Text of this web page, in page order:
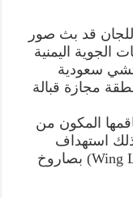
قد بث صور
الجوية اليمنية
سعودية
مجازة قبالة
المكون من
استهداف
الطائرة الاستطلاعية المقاتلة ( Wing Loong) بصاروخ